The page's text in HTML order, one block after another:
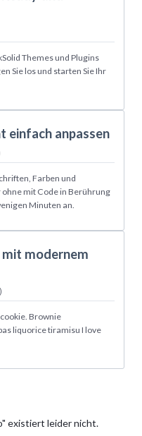
Themes und Plugins
Sie los und starten Sie Ihr
einfach anpassen
Farben und
mit Code in Berührung
Minuten an.
modernem
Brownie
liquorice tiramisu I love
existiert leider nicht.